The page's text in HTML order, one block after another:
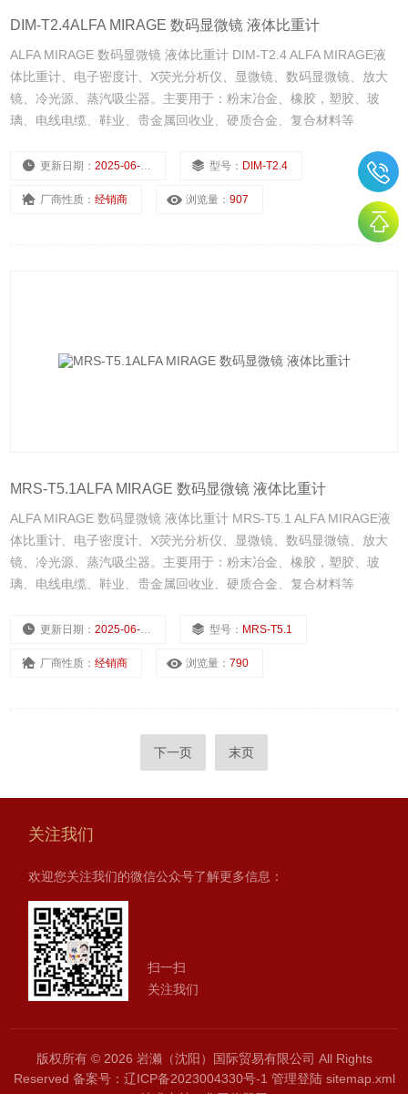
DIM-T2.4ALFA MIRAGE 数码显微镜 液体比重计
ALFA MIRAGE 数码显微镜 液体比重计 DIM-T2.4 ALFA MIRAGE液
体比重计、电子密度计、X荧光分析仪、显微镜、数码显微镜、放大
镜、冷光源、蒸汽吸尘器。主要用于：粉末冶金、橡胶，塑胶、玻
璃、电线电缆、鞋业、贵金属回收业、硬质合金、复合材料等
更新日期：2025-06-30 型号： DIM-T2.4
厂商性质：经销商 浏览量：907
MRS-T5.1ALFA MIRAGE 数码显微镜 液体比重计
ALFA MIRAGE 数码显微镜 液体比重计 MRS-T5.1 ALFA MIRAGE液
体比重计、电子密度计、X荧光分析仪、显微镜、数码显微镜、放大
镜、冷光源、蒸汽吸尘器。主要用于：粉末冶金、橡胶，塑胶、玻
璃、电线电缆、鞋业、贵金属回收业、硬质合金、复合材料等
更新日期：2025-06-30 型号： MRS-T5.1
厂商性质：经销商 浏览量：790
下一页 末页
关注我们
欢迎您关注我们的微信公众号了解更多信息：
扫一扫
关注我们
版权所有 © 2026 岩濑（沈阳）国际贸易有限公司 All Rights
Reserved 备案号：辽ICP备2023004330号-1 管理登陆 sitemap.xml